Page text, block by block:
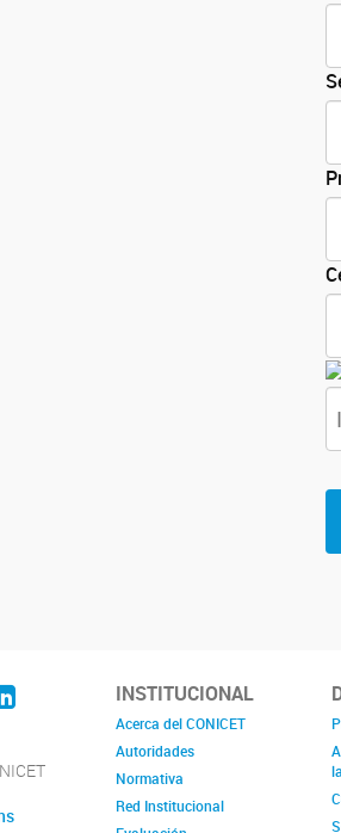
INSTITUCIONAL
Acerca del CONICET
Autoridades
Normativa
Red Institucional